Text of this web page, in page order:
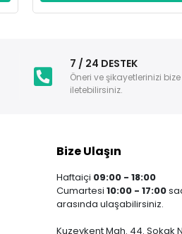
7 / 24 DESTEK
Öneri ve şikayetlerinizi bize
iletebilirsiniz.
Bize Ulaşın
Haftaiçi 09:00 - 18:00
Cumartesi 10:00 - 17:00
arasında ulaşabilirsiniz.
Kuzeykent Mah. 44. Sokak